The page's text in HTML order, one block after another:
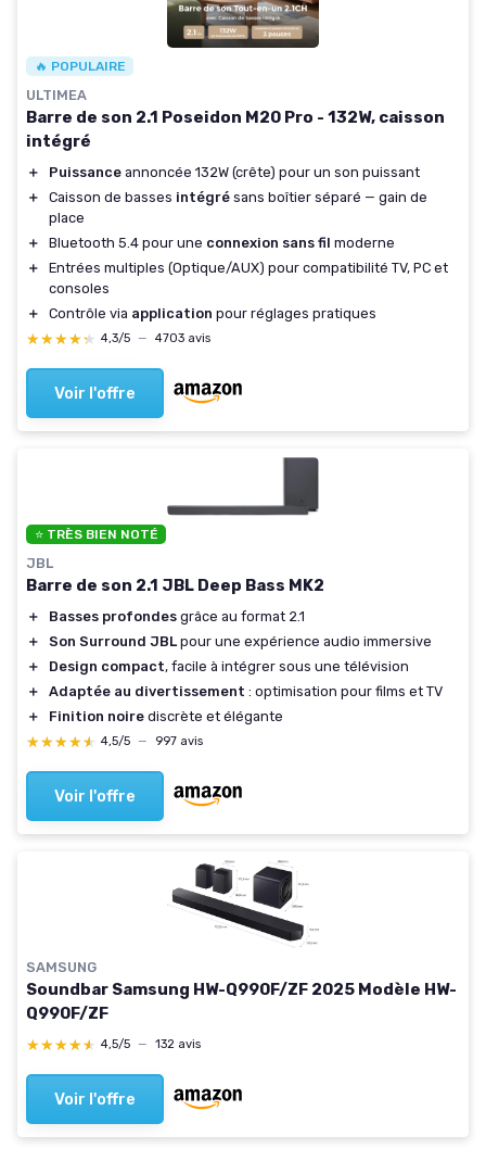
🔥 POPULAIRE
ULTIMEA
Barre de son 2.1 Poseidon M20 Pro - 132W, caisson
intégré
＋ Puissance annoncée 132W (crête) pour un son puissant
＋
Caisson de basses intégré sans boîtier séparé — gain de
place
＋
Bluetooth 5.4 pour une connexion sans fil moderne
＋
Entrées multiples (Optique/AUX) pour compatibilité TV, PC et
consoles
＋
Contrôle via application pour réglages pratiques
★★★★★
★★★★★ 4,3/5 — 4703 avis
Voir l'offre
⭐ TRÈS BIEN NOTÉ
JBL
Barre de son 2.1 JBL Deep Bass MK2
＋ Basses profondes grâce au format 2.1
＋
Son Surround JBL pour une expérience audio immersive
＋
Design compact, facile à intégrer sous une télévision
＋
Adaptée au divertissement : optimisation pour films et TV
＋
Finition noire discrète et élégante
★★★★★
★★★★★ 4,5/5 — 997 avis
Voir l'offre
SAMSUNG
Soundbar Samsung HW-Q990F/ZF 2025 Modèle HW-
Q990F/ZF
★★★★★
★★★★★ 4,5/5 — 132 avis
Voir l'offre